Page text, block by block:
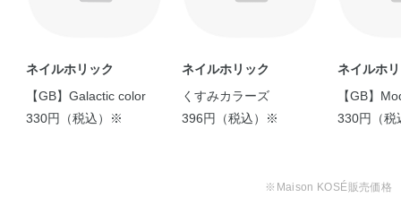
ネイルホリック
【GB】Galactic color
330円（税込）※
ネイルホリック
くすみカラーズ
396円（税込）※
ネイルホ
【GB】
330円（
※Maison KOSÉ販売価格